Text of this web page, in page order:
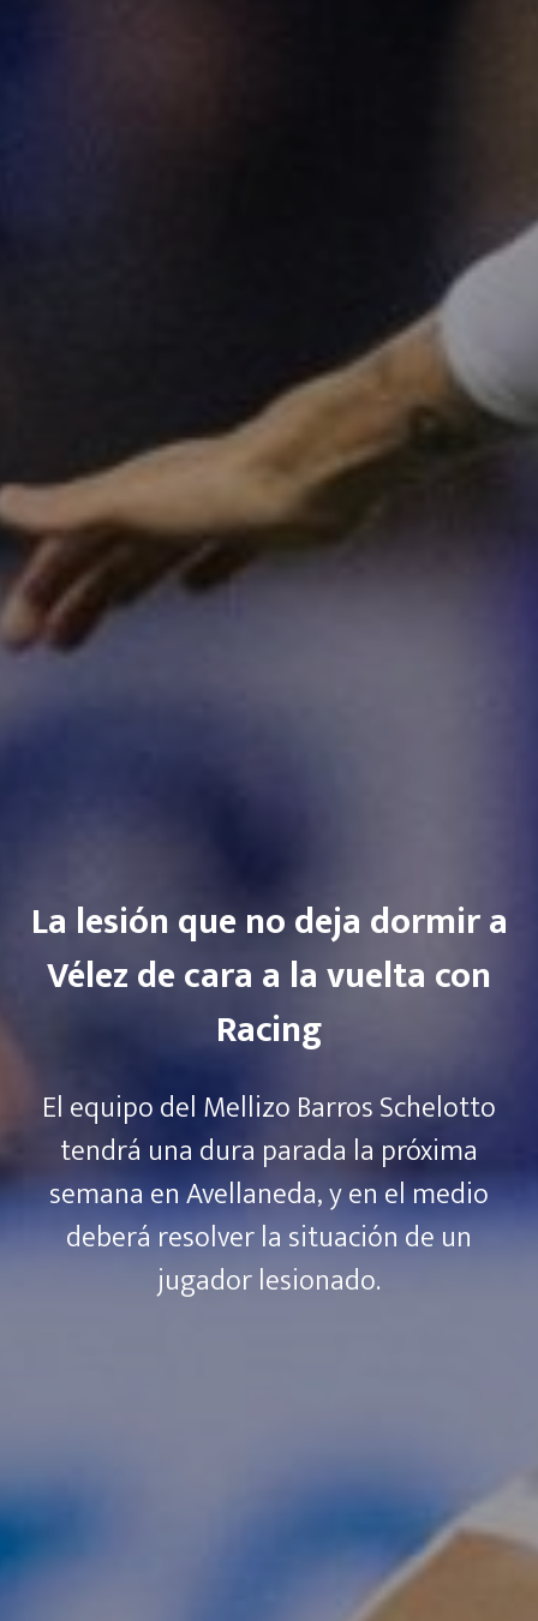
La lesión que no deja dormir a
Vélez de cara a la vuelta con
Racing
El equipo del Mellizo Barros Schelotto
tendrá una dura parada la próxima
semana en Avellaneda, y en el medio
deberá resolver la situación de un
jugador lesionado.